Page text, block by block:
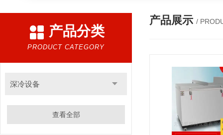
产品分类
PRODUCT CATEGORY
深冷设备
查看全部
产品展示 /